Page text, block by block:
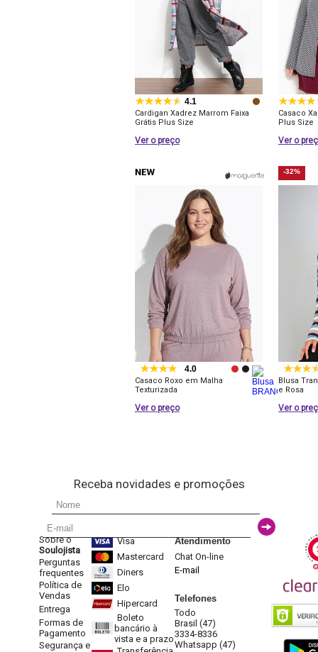
4.1
Cardigan Xadrez Marrom Faixa
Grátis Plus Size
Ver o preço
Casaco
Plus Size
Ver o
4.0
Casaco Roxo em Malha
Texturizada
Ver o preço
-32%
Blusa
e Rosa
Ver o
Receba novidades e promoções
Sobre o
Soulojista
Perguntas
frequentes
Política de
Vendas
Entrega
Formas de
Pagamento
Segurança e
Visa
Mastercard
Diners
Elo
Hipercard
Boleto
bancário à
vista e a prazo
Atendimento
Chat On-line
E-mail
Telefones
Todo
Brasil (47)
3334-8336
Whatsapp (47)